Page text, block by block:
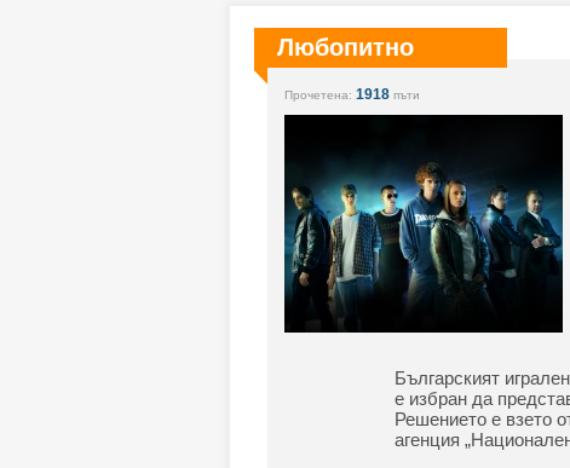
Любопитно
Прочетена: 1918пъти
Българският
е избран да
Решението е взето
агенция